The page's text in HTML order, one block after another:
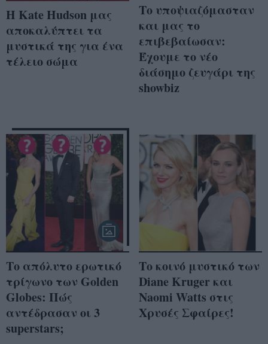
Η Kate Hudson μας
αποκαλύπτει τα
μυστικά της για ένα
τέλειο σώμα
Το υποψιαζόμασταν
και μας το
επιβεβαίωσαν:
Έχουμε το νέο
διάσημο ζευγάρι της
showbiz
Το απόλυτο ερωτικό
τρίγωνο των Golden
Globes: Πώς
αντέδρασαν οι 3
superstars;
Το κοινό μυστικό των
Diane Kruger και
Naomi Watts στις
Χρυσές Σφαίρες!